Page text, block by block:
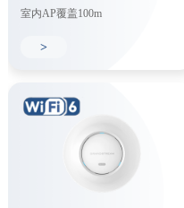
室内AP覆盖100m
>